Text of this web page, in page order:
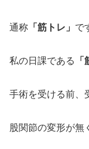
通称 「筋トレ」 で
私の日課である 「
手術を受ける前、
股関節の変形が無